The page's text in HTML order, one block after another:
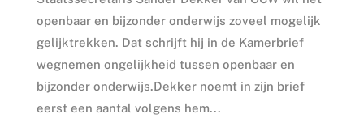
openbaar en bijzonder onderwijs zoveel mogelijk
gelijktrekken. Dat schrijft hij in de Kamerbrief
wegnemen ongelijkheid tussen openbaar en
bijzonder onderwijs.Dekker noemt in zijn brief
eerst een aantal volgens hem...